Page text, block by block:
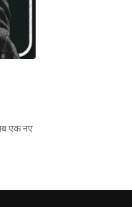
एक नए